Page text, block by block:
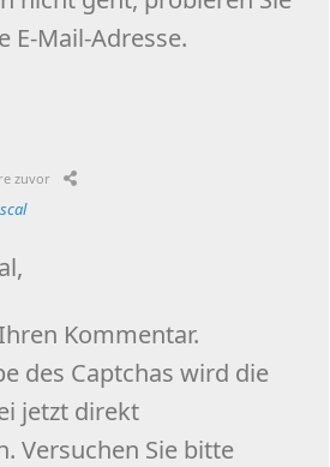
E-Mail-Adresse.
zuvor
Kommentar.
des Captchas wird die
jetzt direkt
Versuchen Sie bitte